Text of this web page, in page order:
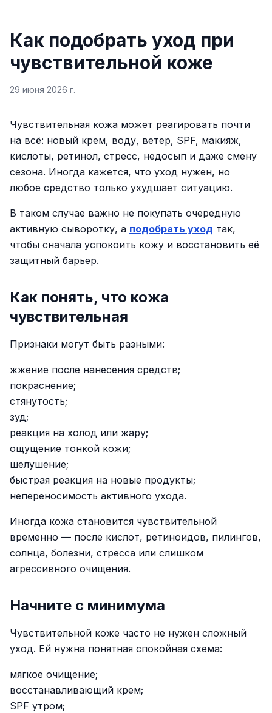
Как подобрать уход при
чувствительной коже
29 июня 2026 г.
Чувствительная кожа может реагировать почти
на всё: новый крем, воду, ветер, SPF, макияж,
кислоты, ретинол, стресс, недосып и даже смену
сезона. Иногда кажется, что уход нужен, но
любое средство только ухудшает ситуацию.
В таком случае важно не покупать очередную
активную сыворотку, а подобрать уход так,
чтобы сначала успокоить кожу и восстановить её
защитный барьер.
Как понять, что кожа
чувствительная
Признаки могут быть разными:
жжение после нанесения средств;
покраснение;
стянутость;
зуд;
реакция на холод или жару;
ощущение тонкой кожи;
шелушение;
быстрая реакция на новые продукты;
непереносимость активного ухода.
Иногда кожа становится чувствительной
временно — после кислот, ретиноидов, пилингов,
солнца, болезни, стресса или слишком
агрессивного очищения.
Начните с минимума
Чувствительной коже часто не нужен сложный
уход. Ей нужна понятная спокойная схема:
мягкое очищение;
восстанавливающий крем;
SPF утром;